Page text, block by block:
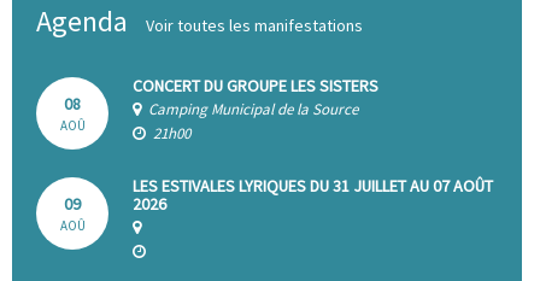
Agenda Voir toutes les manifestations
08
AOÛ
CONCERT DU GROUPE LES SISTERS
Camping Municipal de la Source
21h00
09
AOÛ
LES ESTIVALES LYRIQUES DU 31 JUILLET AU 07 AOÛT
2026